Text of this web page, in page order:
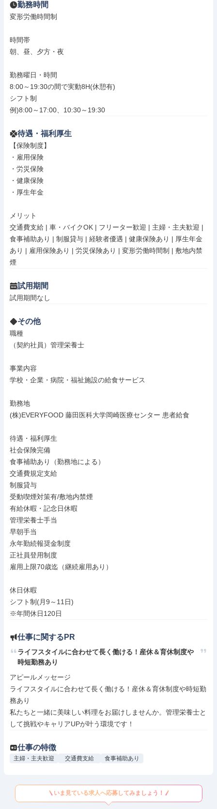
勤務時間
変形労働時間制
時間帯
朝、昼、夕方・夜
勤務曜日・時間
8:00～19:30の間で実動8H(休憩有)
シフト制
例)8:00～17:00、10:30～19:30
待遇・福利厚生
【保険制度】
・雇用保険
・労災保険
・健康保険
・厚生年金
メリット
交通費支給 | 車・バイクOK | フリーター歓迎 | 主婦・主夫歓迎 |
食事補助あり | 制服貸与 | 経験者優遇 | 健康保険あり | 厚生年金
あり | 雇用保険あり | 労災保険あり | 変形労働時間制 | 敷地内禁
煙
試用期間
試用期間なし
その他
職種
（契約社員）管理栄養士
事業内容
学校・企業・病院・福祉施設の給食サービス
勤務地
(株)EVERYFOOD 藤田医科大学岡崎医療センター 患者給食
待遇・福利厚生
社会保険完備
食事補助あり（勤務地による）
交通費規定支給
制服貸与
受動喫煙対策有/敷地内禁煙
有給休暇・記念日休暇
管理栄養士手当
早朝手当
永年勤続報奨金制度
正社員登用制度
雇用上限70歳迄（継続雇用あり）
休日休暇
シフト制(月9～11日)
※年間休日120日
仕事に関するPR
ライフスタイルに合わせて長く働ける！産休＆育休制度や
時短勤務あり
アピールメッセージ
ライフスタイルに合わせて長く働ける！産休＆育休制度や時短勤
務あり
私たちと一緒に美味しい料理をお届けしませんか。管理栄養士と
して挑戦やキャリアUPが叶う環境です！
仕事の特徴
主婦・主夫歓迎 交通費支給 食事補助あり
いま見ている求人へ応募してみましょう！